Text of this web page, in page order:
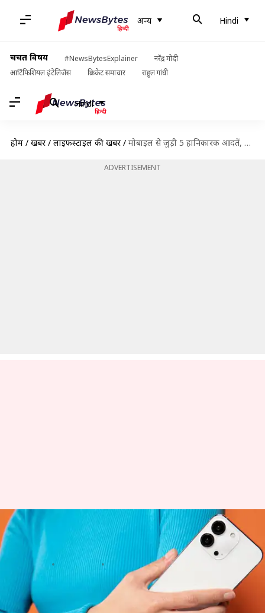
अन्य Hindi
चर्चित विषय #NewsBytesExplainer
नरेंद्र मोदी
आर्टिफिशियल इंटेलिजेंस
क्रिकेट समाचार राहुल गांधी
Hindi
होम / खबरें / लाइफस्टाइल की खबरें / मोबाइल से जुड़ी 5 हानिकारक आदतें, जो स्वास्थ्य के लिए हैं खतरा
ADVERTISEMENT
मोबाइल से जुड़ी 5 हानिकारक आदतें,
जो स्वास्थ्य के लिए हैं खतरा
अंजली Jan 16, 2025 04:33 pm
क्या है खबर?